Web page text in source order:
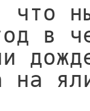
в
на